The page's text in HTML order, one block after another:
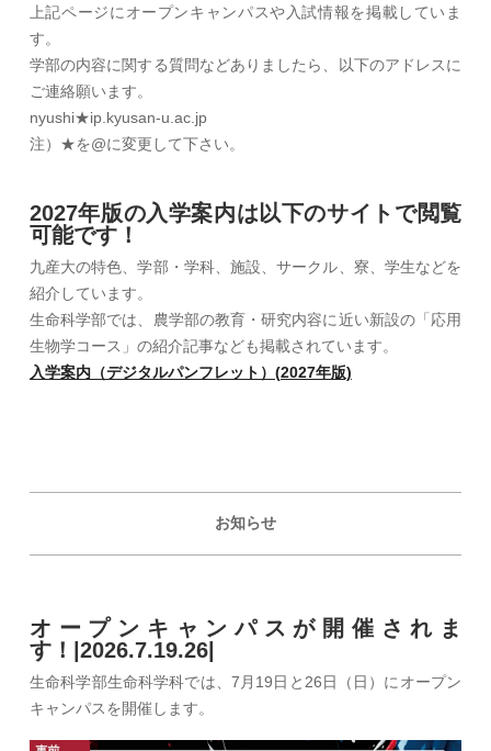
上記ページにオープンキャンパスや入試情報を掲載していま
す。
学部の内容に関する質問などありましたら、以下のアドレスに
ご連絡願います。
nyushi★ip.kyusan-u.ac.jp
注）★を@に変更して下さい。
2027年版の入学案内は以下のサイトで閲覧
可能です！
九産大の特色、学部・学科、施設、サークル、寮、学生などを
紹介しています。
生命科学部では、農学部の教育・研究内容に近い新設の「応用
生物学コース」の紹介記事なども掲載されています。
入学案内（デジタルパンフレット）(2027年版)
お知らせ
オープンキャンパスが開催されま
す！|2026.7.19.26|
生命科学部生命科学科では、7月19日と26日（日）にオープン
キャンパスを開催します。